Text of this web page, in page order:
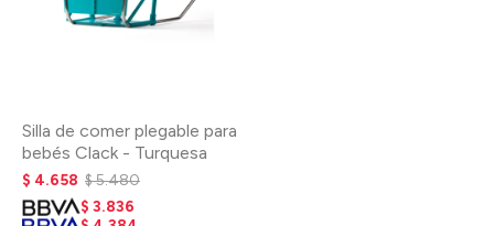
Silla de comer plegable para
bebés Clack - Turquesa
$ 4.658 $5.480
$ 3.836